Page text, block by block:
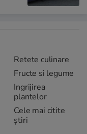
Retete culinare
Fructe si legume
Ingrijirea
plantelor
Cele mai citite
știri